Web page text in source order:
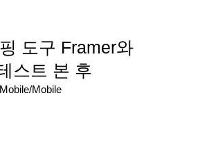
도구 Framer와
스트 본 후
Mobile/Mobile